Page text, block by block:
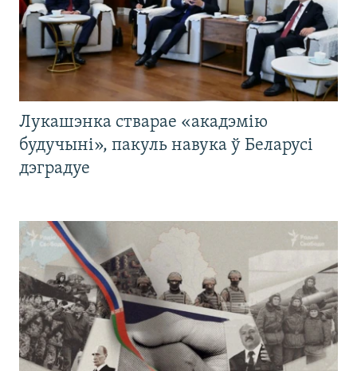
Лукашэнка стварае «акадэмію
будучыні», пакуль навука ў Беларусі
дэградуе